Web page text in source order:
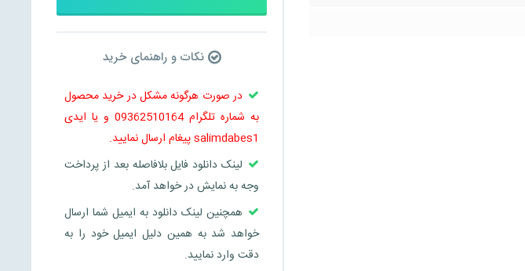
نکات و راهنمای خرید
در صورت هرگونه مشکل در خرید محصول
به شماره تلگرام 09362510164 و یا ایدی
salimdabes1 پیغام ارسال نمایید.
لینک دانلود فایل بلافاصله بعد از پرداخت
وجه به نمایش در خواهد آمد.
همچنین لینک دانلود به ایمیل شما ارسال
خواهد شد به همین دلیل ایمیل خود را به
دقت وارد نمایید.